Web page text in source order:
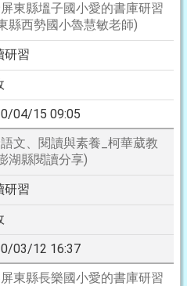
東縣塭子國小愛的書庫研習
縣西勢國小魯慧敏老師)
研習
04/15 09:05
文、閱讀與素養_柯華葳教
湖縣閱讀分享)
研習
03/12 16:37
東縣長樂國小愛的書庫研習